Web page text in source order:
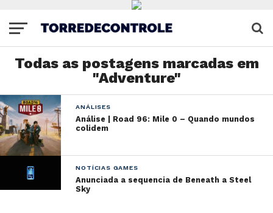
Todas as postagens marcadas em
"Adventure"
ANÁLISES
Análise | Road 96: Mile 0 – Quando mundos
colidem
NOTÍCIAS GAMES
Anunciada a sequencia de Beneath a Steel
Sky